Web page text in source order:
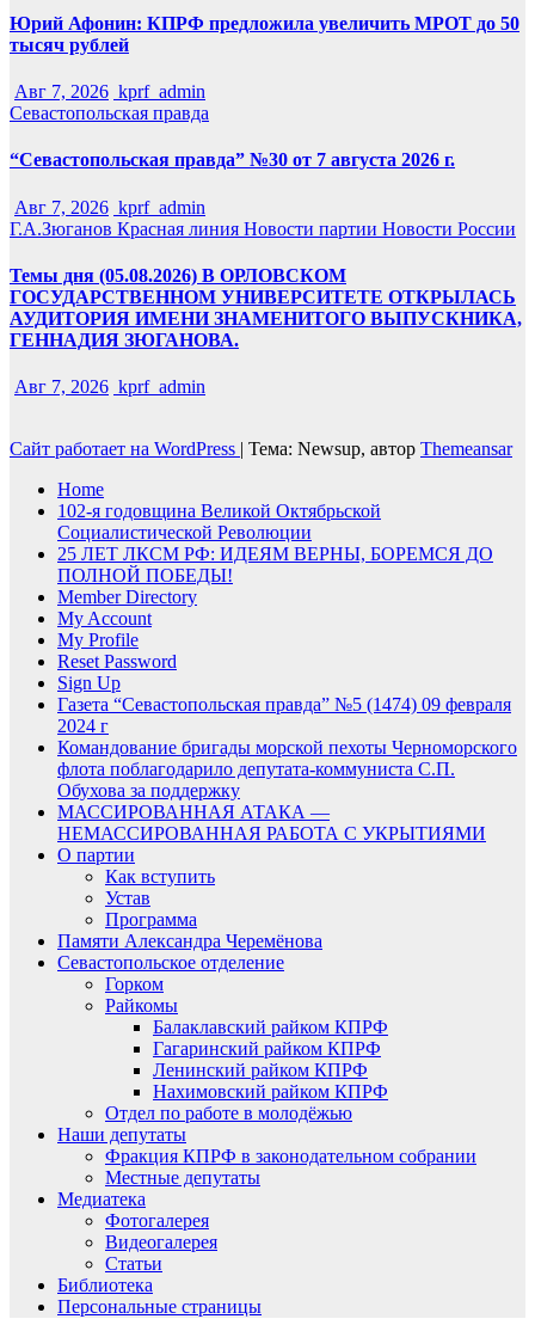
Юрий Афонин: КПРФ предложила увеличить МРОТ до 50
тысяч рублей
Авг 7, 2026 kprf_admin
Севастопольская правда
“Севастопольская правда” №30 от 7 августа 2026 г.
Авг 7, 2026 kprf_admin
Г.А.Зюганов Красная линия Новости партии Новости России
Темы дня (05.08.2026) В ОРЛОВСКОМ
ГОСУДАРСТВЕННОМ УНИВЕРСИТЕТЕ ОТКРЫЛАСЬ
АУДИТОРИЯ ИМЕНИ ЗНАМЕНИТОГО ВЫПУСКНИКА,
ГЕННАДИЯ ЗЮГАНОВА.
Авг 7, 2026 kprf_admin
Сайт работает на WordPress | Тема: Newsup, автор Themeansar
Home
102-я годовщина Великой Октябрьской
Социалистической Революции
25 ЛЕТ ЛКСМ РФ: ИДЕЯМ ВЕРНЫ, БОРЕМСЯ ДО
ПОЛНОЙ ПОБЕДЫ!
Member Directory
My Account
My Profile
Reset Password
Sign Up
Газета “Севастопольская правда” №5 (1474) 09 февраля
2024 г
Командование бригады морской пехоты Черноморского
флота поблагодарило депутата-коммуниста С.П.
Обухова за поддержку
МАССИРОВАННАЯ АТАКА —
НЕМАССИРОВАННАЯ РАБОТА С УКРЫТИЯМИ
О партии
Как вступить
Устав
Программа
Памяти Александра Черемёнова
Севастопольское отделение
Горком
Райкомы
Балаклавский райком КПРФ
Гагаринский райком КПРФ
Ленинский райком КПРФ
Нахимовский райком КПРФ
Отдел по работе в молодёжью
Наши депутаты
Фракция КПРФ в законодательном собрании
Местные депутаты
Медиатека
Фотогалерея
Видеогалерея
Статьи
Библиотека
Персональные страницы